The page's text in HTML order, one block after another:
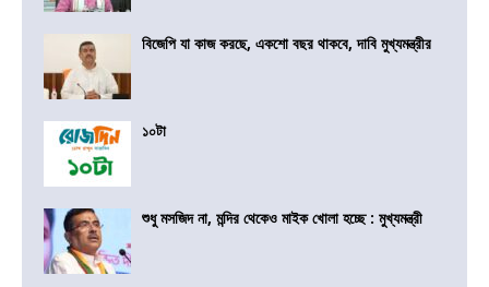
বিজেপি যা কাজ করছে, একশো বছর থাকবে, দাবি মুখ্যমন্ত্রীর
১০টা
শুধু মসজিদ না, মন্দির থেকেও মাইক খোলা হচ্ছে : মুখ্যমন্ত্রী